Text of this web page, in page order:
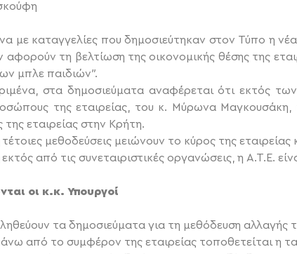
με καταγγελίες που δημοσιεύτηκαν στον Τύπο η
αφορούν τη βελτίωση της οικονομικής θέσης της
μπλε παιδιών″.
στα δημοσιεύματα αναφέρεται ότι εκτός
της εταιρείας, του κ. Μύρωνα Μαγκουσάκη,
της εταιρείας στην Κρήτη.
τέτοιες μεθοδεύσεις μειώνουν το κύρος της
εκτός από τις συνεταιριστικές οργανώσεις, η Α.Τ.Ε.
οι κ.κ. Υπουργοί
τα δημοσιεύματα για τη μεθόδευση αλλαγής
από το συμφέρον της εταιρείας τοποθετείται η